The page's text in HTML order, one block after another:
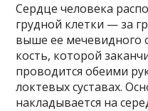
Сердце человека
грудной клетки — за
выше ее мечевидного
кость, которой
проводится обеими
локтевых суставах.
накладывается на